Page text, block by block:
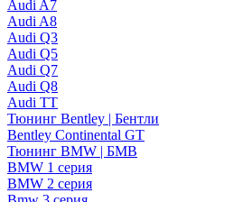
Audi A7
Audi A8
Audi Q3
Audi Q5
Audi Q7
Audi Q8
Audi TT
Тюнинг Bentley | Бентли
Bentley Continental GT
Тюнинг BMW | БМВ
BMW 1 серия
BMW 2 серия